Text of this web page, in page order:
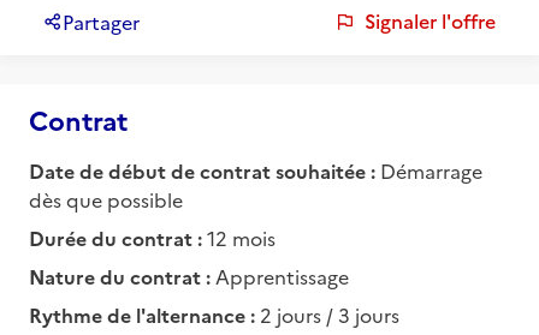
Partager Signaler l'offre
Contrat
Date de début de contrat souhaitée : Démarrage
dès que possible
Durée du contrat :12 mois
Nature du contrat : Apprentissage
Rythme de l'alternance : 2 jours / 3 jours